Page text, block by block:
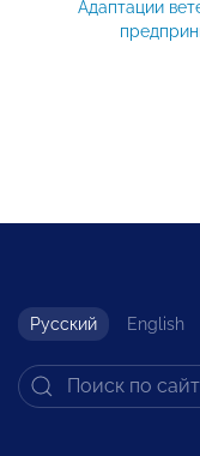
Адаптации
Русский English